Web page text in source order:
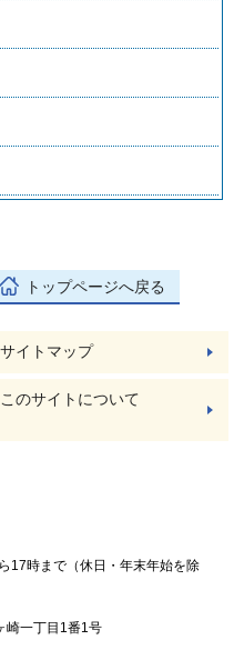
トップページへ戻る
サイトマップ
このサイトについて
17時まで（休日・年末年始を除
一丁目1番1号